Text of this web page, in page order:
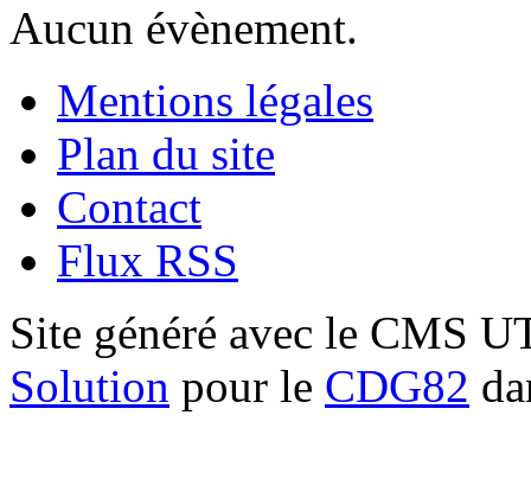
Aucun évènement.
Mentions légales
Plan du site
Contact
Flux RSS
Site généré avec le CMS
Solution pour le CDG82